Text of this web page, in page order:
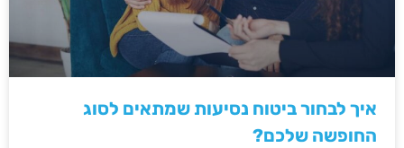
איך לבחור ביטוח נסיעות שמתאים לסוג
החופשה שלכם?